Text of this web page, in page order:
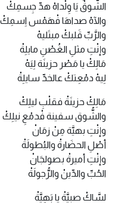
الشُّوقْ يَا وِلْداهْ هدِّ جِسمِكْ
والآهْ صداهَا فْهَمْس اِسمِكْ
والرَّبِّ قَلبكْ مبتَليهْ
وإنْتِ مثلِ الغُصْنِ مايلِةْ
مَالِكْ يا مَصْر حزينَة لِيَهْ
لِيهْ دمْعِتكْ عالخدِّ سايلِةْ
مَالِكْ حزينَةْ فقلْبِ ليلِكْ
والشُّوق سفينة فْدمْعِ نيلِكْ
وإنْتِ بهيَّة مِنْ زمَانْ
أصْلِ الحضَارةْ والبُطولَةْ
وإنْتِ أميرةْ بصولجَانْ
الحُبِّ والدِّينْ والرُّجولَةْ
لسَّاكْ صبِيَّةْ يا بَهِيَّةْ